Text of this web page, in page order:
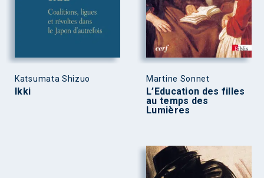
Katsumata Shizuo
Ikki
Martine Sonnet
L’Education des filles
au temps des
Lumières